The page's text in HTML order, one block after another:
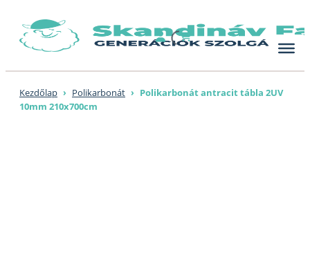
content
Kezdőlap › Polikarbonát › Polikarbonát antracit tábla 2UV
10mm 210x700cm